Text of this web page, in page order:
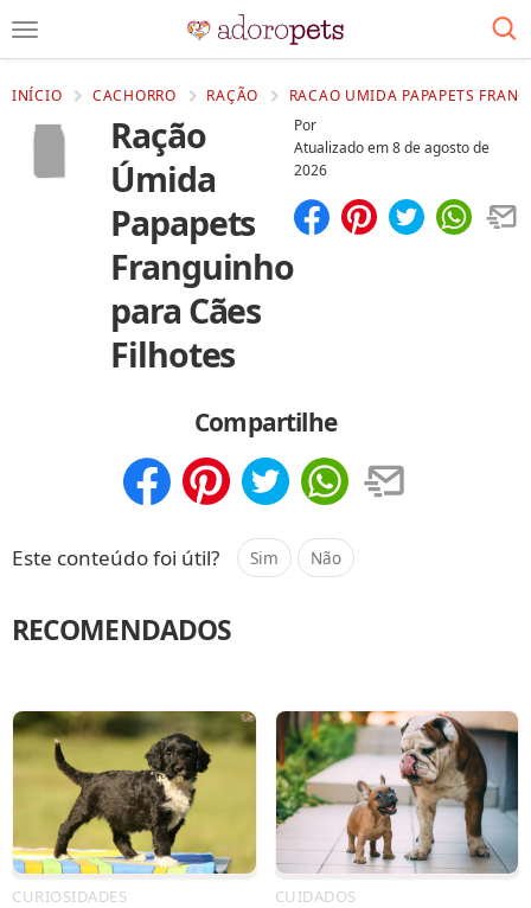
INÍCIO CACHORRO RAÇÃO RACAO UMIDA PAPAPETS
Ração
Úmida
Papapets
Franguinho
para Cães
Filhotes
Por
Atualizado em8 de agosto de
2026
Compartilhe
Este conteúdo foi útil? Sim Não
RECOMENDADOS
CURIOSIDADES CUIDADOS